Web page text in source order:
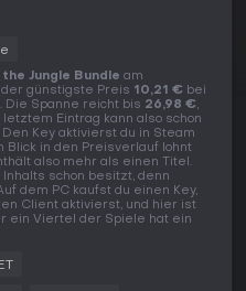
the Jungle Bundle am
günstigste Preis 10,21 € bei
Die Spanne reicht bis 26,98 €,
Eintrag kann also schon
Key aktivierst du in Steam
Blick in den Preisverlauf lohnt
also mehr als einen Titel.
Inhalts schon besitzt, denn
dem PC kaufst du einen Key,
Client aktivierst, und hier ist
ein Viertel der Spiele hat ein